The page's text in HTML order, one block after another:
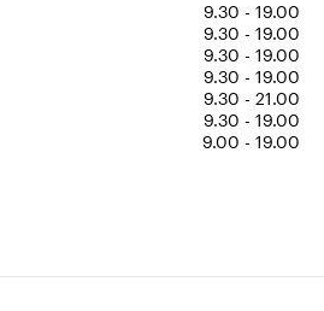
9.30 - 19.00
9.30 - 19.00
9.30 - 19.00
9.30 - 19.00
9.30 - 21.00
9.30 - 19.00
9.00 - 19.00